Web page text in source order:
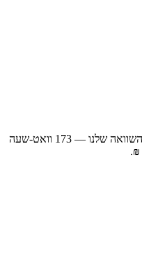
173 וואט-שעה
₪
.